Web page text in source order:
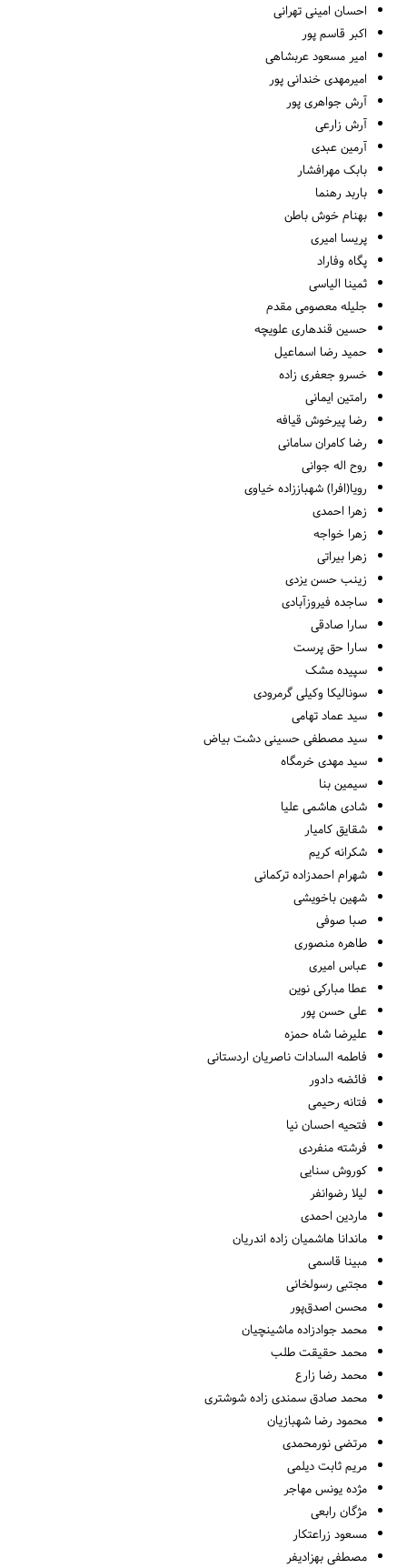
احسان امینی تهرانی
اکبر قاسم پور
امیر مسعود عربشاهی
امیرمهدی خندانی پور
آرش جواهری پور
آرش زارعی
آرمین عبدی
بابک مهرافشار
باربد رهنما
بهنام خوش باطن
پریسا امیری
پگاه وفاراد
ثمینا الیاسی
جلیله معصومی مقدم
حسین قندهاری علویچه
حمید رضا اسماعیل
خسرو جعفری زاده
رامتین ایمانی
رضا پیرخوش قیافه
رضا کامران سامانی
روح اله جوانی
رویا(افرا) شهباززاده خیاوی
زهرا احمدی
زهرا خواجه
زهرا بیراتی
زینب حسن یزدی
ساجده فیروزآبادی
سارا صادقی
سارا حق پرست
سپیده مشک
سونالیکا وکیلی گرمرودی
سید عماد تهامی
سید مصطفی حسینی دشت بیاض
سید مهدی خرمگاه
سیمین بنا
شادی هاشمی علیا
شقایق کامیار
شکرانه کریم
شهرام احمدزاده ترکمانی
شهین باخویشی
صبا صوفی
طاهره منصوری
عباس امیری
عطا مبارکی نوین
علی حسن پور
علیرضا شاه حمزه
فاطمه السادات ناصریان اردستانی
فائضه دادور
فتانه رحیمی
فتحیه احسان نیا
فرشته منفردی
کوروش سنایی
لیلا رضوانفر
ماردین احمدی
ماندانا هاشمیان زاده اندریان
مبینا قاسمی
مجتبی رسولخانی
محسن اصدق‌پور
محمد جوادزاده ماشینچیان
محمد حقیقت طلب
محمد رضا زارع
محمد صادق سمندی زاده شوشتری
محمود رضا شهبازیان
مرتضی نورمحمدی
مریم ثابت دیلمی
مژده یونس مهاجر
مژگان رابعی
مسعود زراعتکار
مصطفی بهزادیفر